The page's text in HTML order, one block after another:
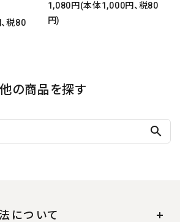
税80
1,080円(本体1,000円、税80
円)
他の商品を探す
search
について